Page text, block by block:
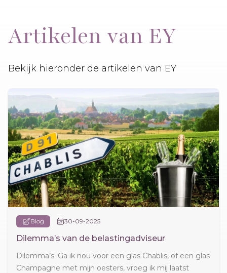
Artikelen van EY
Bekijk hieronder de artikelen van EY
Blog 30-09-2025
Dilemma’s van de belastingadviseur
Dilemma’s. Ga ik nou voor een glas Chablis, of een glas
Champagne met mijn oesters, vroeg ik mij laatst